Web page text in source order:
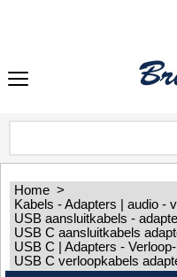
Home >
Kabels - Adapters | audio -
USB aansluitkabels -
USB C aansluitkabels
USB C | Adapters -
USB C verloopkabels